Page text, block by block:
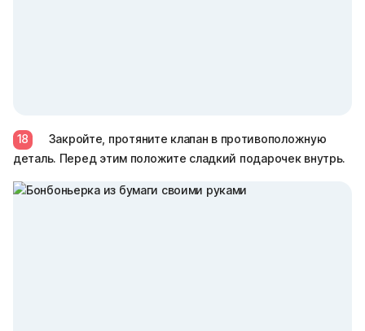
18
Закройте, протяните клапан в противоположную
деталь. Перед этим положите сладкий подарочек внутрь.